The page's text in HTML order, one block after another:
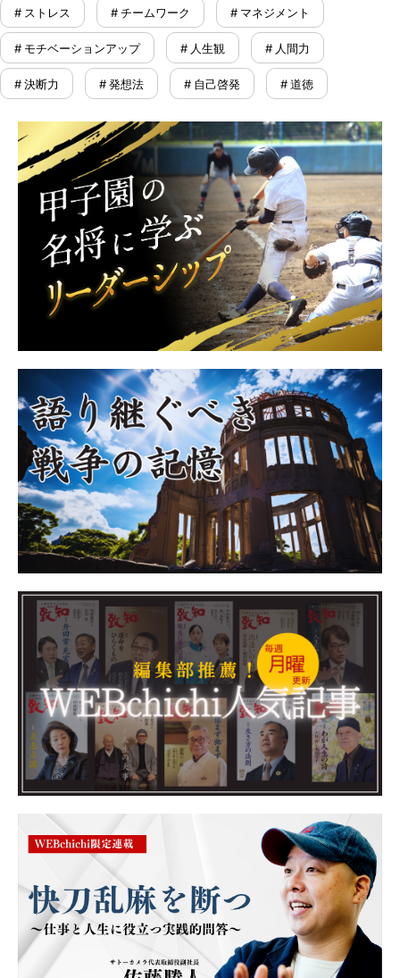
# ストレス # チームワーク # マネジメント
# モチベーションアップ # 人生観 # 人間力
# 決断力 # 発想法 # 自己啓発 # 道徳